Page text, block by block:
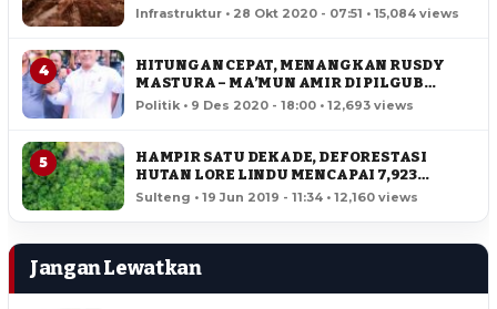
Infrastruktur • 28 Okt 2020 - 07:51 • 15,084 views
4
HITUNGAN CEPAT, MENANGKAN RUSDY
MASTURA – MA’MUN AMIR DI PILGUB
SULTENG
Politik • 9 Des 2020 - 18:00 • 12,693 views
5
HAMPIR SATU DEKADE, DEFORESTASI
HUTAN LORE LINDU MENCAPAI 7,923
HEKTAR
Sulteng • 19 Jun 2019 - 11:34 • 12,160 views
Jangan Lewatkan